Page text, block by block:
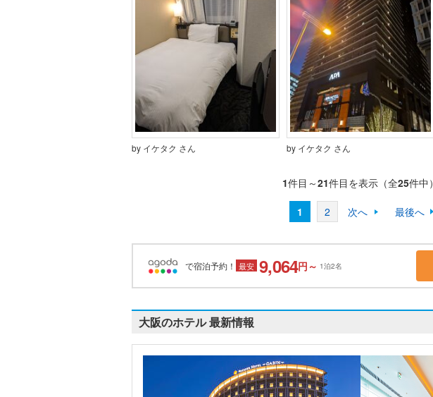
by イケタク さん by イケタク さん
1件目～21件目を表示（全25件中）
1 2 次へ 最後へ
で宿泊予約！ 最安 9,064円～ 1泊2名
大阪のホテル 最新情報